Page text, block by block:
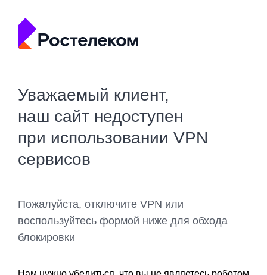
Уважаемый клиент,
наш сайт недоступен
при использовании VPN
сервисов
Пожалуйста, отключите VPN или
воспользуйтесь формой ниже для обхода
блокировки